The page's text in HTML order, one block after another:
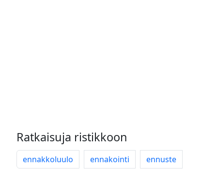
Ratkaisuja ristikkoon
ennakkoluulo ennakointi
ennuste